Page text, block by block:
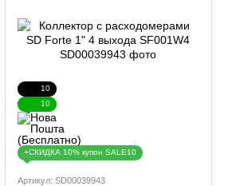
10
10
+СКИДКА 10% купон SALE10
Артикул: SD00039943